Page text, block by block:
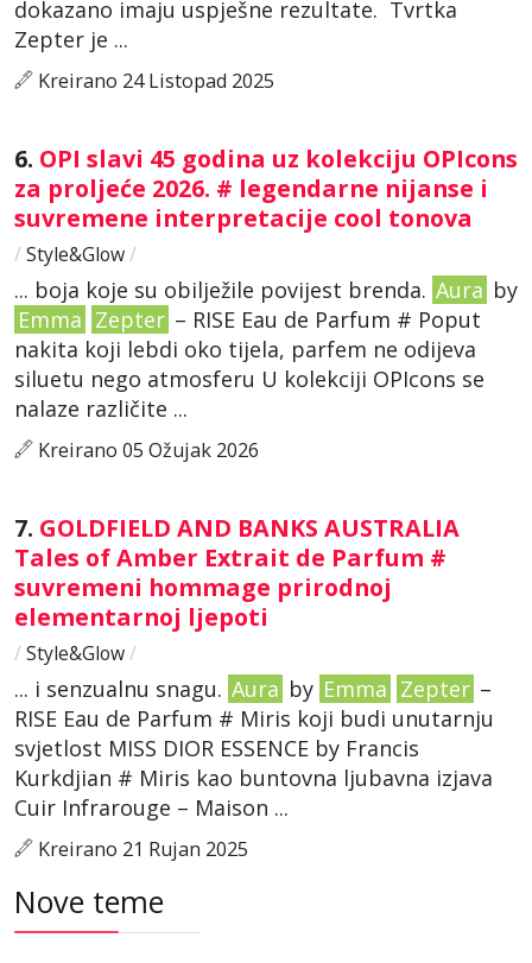
dokazano imaju uspješne rezultate. Tvrtka
Zepter je ...
Kreirano 24 Listopad 2025
6. OPI slavi 45 godina uz kolekciju OPIcons
za proljeće 2026. # legendarne nijanse i
suvremene interpretacije cool tonova
/ Style&Glow/
... boja koje su obilježile povijest brenda. Aura by
Emma Zepter – RISE Eau de Parfum # Poput
nakita koji lebdi oko tijela, parfem ne odijeva
siluetu nego atmosferu U kolekciji OPIcons se
nalaze različite ...
Kreirano 05 Ožujak 2026
7. GOLDFIELD AND BANKS AUSTRALIA
Tales of Amber Extrait de Parfum #
suvremeni hommage prirodnoj
elementarnoj ljepoti
/ Style&Glow/
... i senzualnu snagu. Aura by Emma Zepter –
RISE Eau de Parfum # Miris koji budi unutarnju
svjetlost MISS DIOR ESSENCE by Francis
Kurkdjian # Miris kao buntovna ljubavna izjava
Cuir Infrarouge – Maison ...
Kreirano 21 Rujan 2025
Nove teme